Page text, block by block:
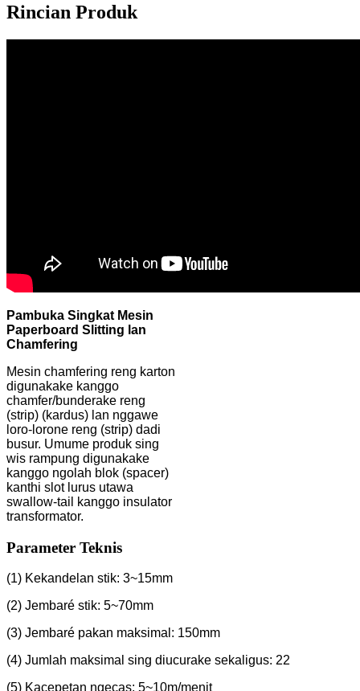
Rincian Produk
Pambuka Singkat Mesin
Paperboard Slitting lan
Chamfering
Mesin chamfering reng karton
digunakake kanggo
chamfer/bunderake reng
(strip) (kardus) lan nggawe
loro-lorone reng (strip) dadi
busur. Umume produk sing
wis rampung digunakake
kanggo ngolah blok (spacer)
kanthi slot lurus utawa
swallow-tail kanggo insulator
transformator.
Parameter Teknis
(1) Kekandelan stik: 3~15mm
(2) Jembaré stik: 5~70mm
(3) Jembaré pakan maksimal: 150mm
(4) Jumlah maksimal sing diucurake sekaligus: 22
(5) Kacepetan ngecas: 5~10m/menit